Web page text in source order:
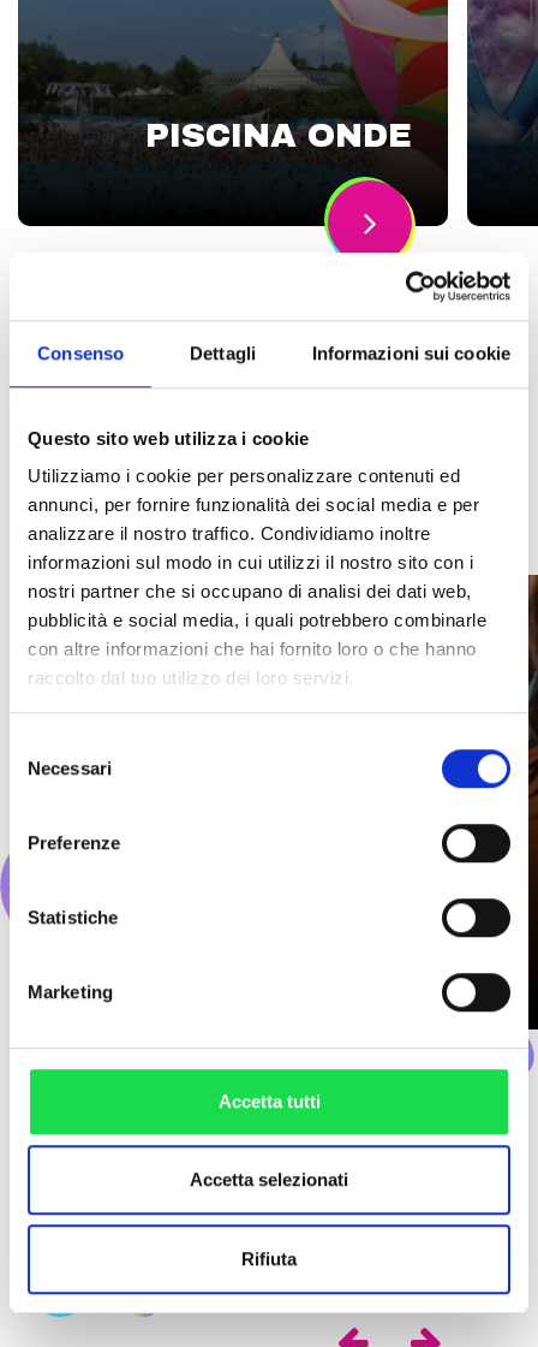
Consenso Dettagli Informazioni sui cookie
Questo sito web utilizza i cookie
Utilizziamo i cookie per personalizzare contenuti ed
annunci, per fornire funzionalità dei social media e per
analizzare il nostro traffico. Condividiamo inoltre
informazioni sul modo in cui utilizzi il nostro sito con i
nostri partner che si occupano di analisi dei dati web,
pubblicità e social media, i quali potrebbero combinarle
con altre informazioni che hai fornito loro o che hanno
raccolto dal tuo utilizzo dei loro servizi.
delNecessari
Preferenze
Statistiche
Marketing
Accetta tutti
Accetta selezionati
Rifiuta
PISCINA ONDE
GIOCHI BIMBI
LA PISCINA DELL'